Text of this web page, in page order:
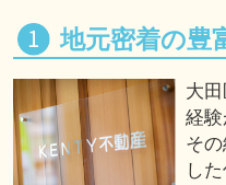
地元密着の豊
大
経験
そ
し